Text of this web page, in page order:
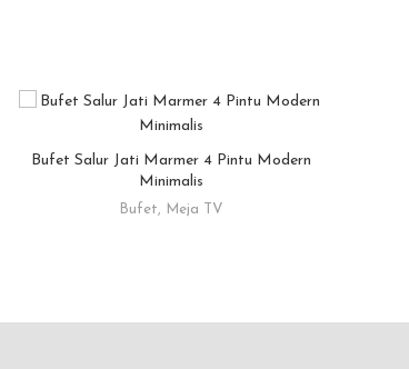
READ MORE
Bufet Salur Jati Marmer 4 Pintu Modern
Minimalis
Bufet, Meja TV